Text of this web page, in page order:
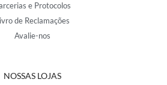
e Protocolos
de Reclamações
Avalie-nos
NOSSAS LOJAS